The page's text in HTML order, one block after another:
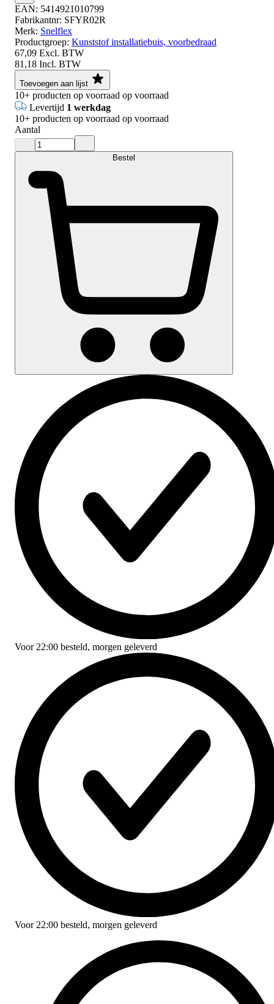
EAN: 5414921010799
Fabrikantnr: SFYR02R
Merk: Snelflex
Productgroep: Kunststof installatiebuis, voorbedraad
67,09 Excl. BTW
81,18 Incl. BTW
Toevoegen aan lijst
10+ producten op voorraad op voorraad
Levertijd 1 werkdag
10+ producten op voorraad op voorraad
Aantal
Bestel
Voor 22:00 besteld, morgen geleverd
Voor 22:00 besteld, morgen geleverd